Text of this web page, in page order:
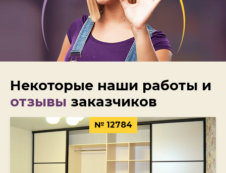
Некоторые наши работы и
отзывы заказчиков
№ 12784